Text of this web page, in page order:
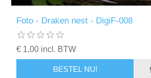
Foto - Draken nest - DigiF-008
€ 1,00 incl. BTW
BESTEL NU!